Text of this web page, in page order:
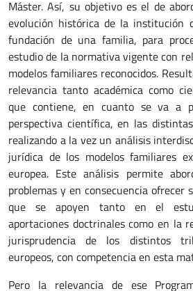
Máster. Así, su objetivo es el de
evolución histórica de la institución
fundación de una familia, para
estudio de la normativa vigente con
modelos familiares reconocidos.
relevancia tanto académica como
que contiene, en cuanto se va a
perspectiva científica, en las
realizando a la vez un análisis
jurídica de los modelos familiares
europea. Este análisis permite
problemas y en consecuencia ofrecer
que se apoyen tanto en el
aportaciones doctrinales como en la
jurisprudencia de los distintos
europeos, con competencia en esta
Pero la relevancia de ese